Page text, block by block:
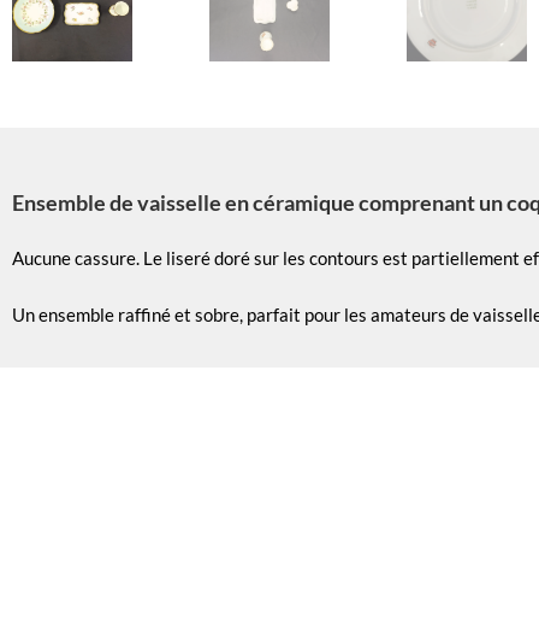
Ensemble de vaisselle en céramique comprenant un
Aucune cassure. Le liseré doré sur les contours est partiellement
Un ensemble raffiné et sobre, parfait pour les amateurs de